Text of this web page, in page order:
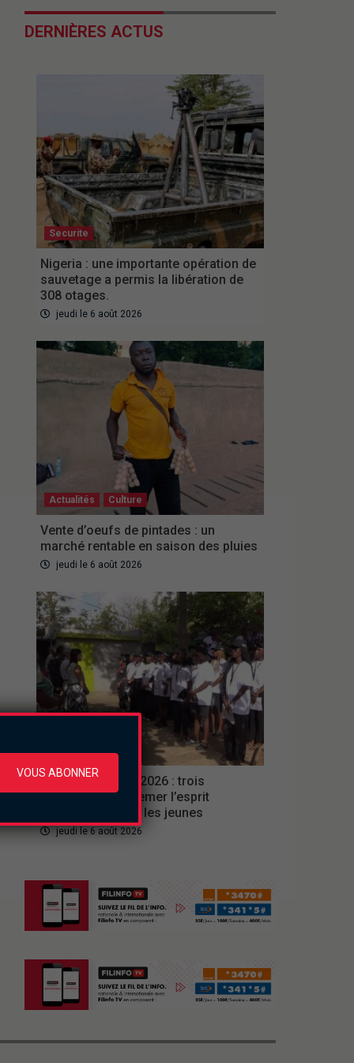
DERNIÈRES ACTUS
Securite
Nigeria : une importante opération de
sauvetage a permis la libération de
308 otages.
jeudi le 6 août 2026
Actualités Culture
Vente d’oeufs de pintades : un
marché rentable en saison des pluies
jeudi le 6 août 2026
Culture
Ferien Akademie 2026 : trois
semaines pour semer l’esprit
d’entreprise chez les jeunes
jeudi le 6 août 2026
VOUS ABONNER